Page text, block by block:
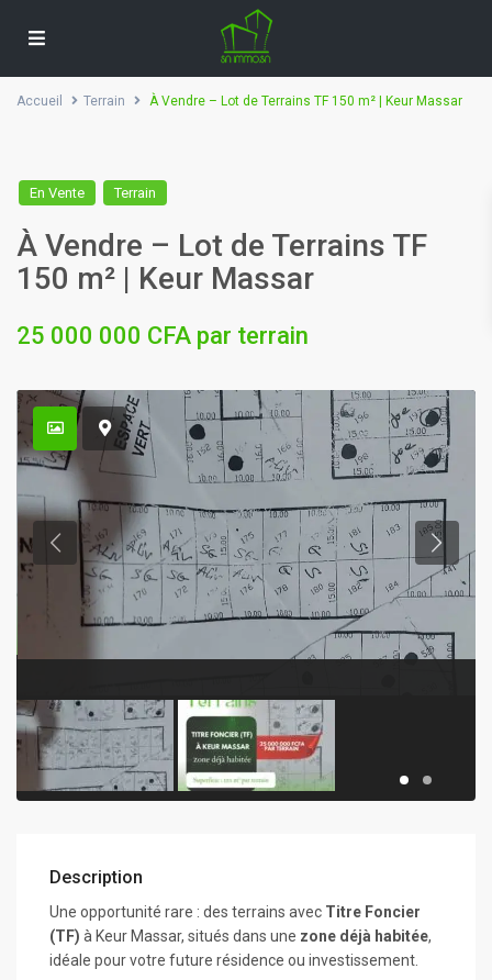
Accueil Terrain À Vendre – Lot de Terrains TF 150 m² | Keur Massar
En Vente Terrain
À Vendre – Lot de Terrains TF
150 m² | Keur Massar
25 000 000 CFA par terrain
Description
Une opportunité rare : des terrains avec Titre Foncier
(TF) à Keur Massar, situés dans une zone déjà habitée,
idéale pour votre future résidence ou investissement.